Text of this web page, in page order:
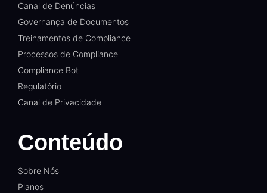
Canal de Denúncias
Governança de Documentos
Treinamentos de Compliance
Processos de Compliance
Compliance Bot
Regulatório
Canal de Privacidade
Conteúdo
Sobre Nós
Planos